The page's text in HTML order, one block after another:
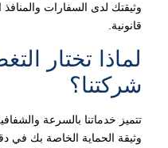
وثيقتك لدى السفارات
قانونية.
لماذا تختار
شركتنا؟
تتميز خدماتنا بالسرعة
وثيقة الحماية الخاصة بك في